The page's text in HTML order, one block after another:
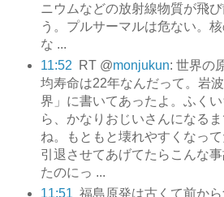
ニウムなどの放射線物質が飛
う。プルサーマルは危ない。
な ...
11:52
RT @monjukun: 世界の
均寿命は22年なんだって。岩
界」に書いてあったよ。ふく
ら、かなりおじいさんになる
ね。もともと壊れやすくなっ
引退させてあげてたらこんな
たのにっ ...
11:51 福島原発は古くて前か